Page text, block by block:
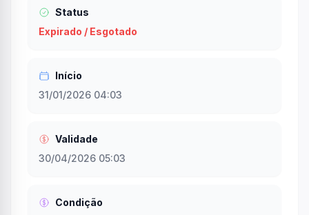
Status
Expirado / Esgotado
Início
31/01/2026 04:03
Validade
30/04/2026 05:03
Condição